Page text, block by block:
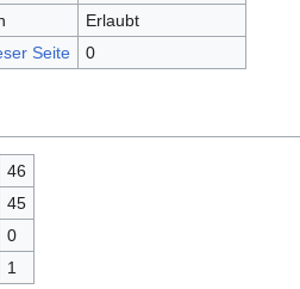
Erlaubt
Seite
0
46
45
0
1